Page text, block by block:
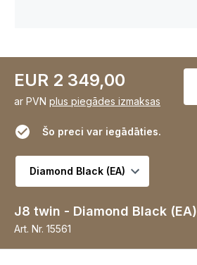
EUR 2 349,00
ar PVN plus piegādes izmaksas
Šo preci var iegādāties.
Atlasīt variantu
J8 twin - Diamond Black (EA)
Art. Nr. 15561